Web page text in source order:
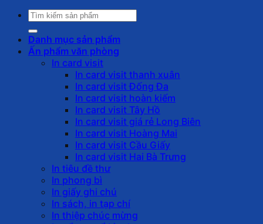
Tìm
kiếm:
Danh mục sản phẩm
Ấn phẩm văn phòng
In card visit
In card visit thanh xuân
In card visit Đống Đa
In card visit hoàn kiếm
In card visit Tây Hồ
In card visit giá rẻ Long Biên
In card visit Hoàng Mai
In card visit Cầu Giấy
In card visit Hai Bà Trưng
In tiêu đề thư
In phong bì
In giấy ghi chú
In sách, in tạp chí
In thiệp chúc mừng